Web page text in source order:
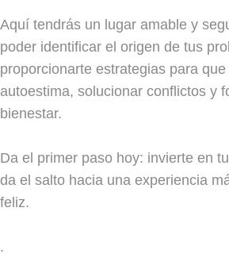
Aquí tendrás un lugar amable y
poder identificar el origen de tus
proporcionarte estrategias para
autoestima, solucionar conflictos y
bienestar.
Da el primer paso hoy: invierte en
da el salto hacia una experiencia
feliz.
.